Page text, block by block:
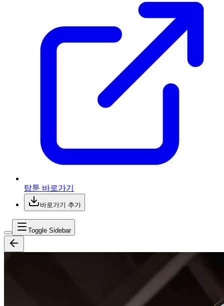
탑툰 바로가기
바로가기 추가
Toggle Sidebar